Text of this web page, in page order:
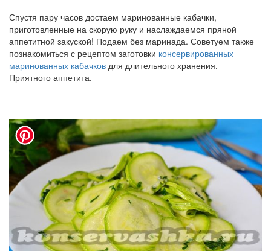
Спустя пару часов достаем маринованные кабачки,
приготовленные на скорую руку и наслаждаемся пряной
аппетитной закуской! Подаем без маринада. Советуем также
познакомиться с рецептом заготовки консервированных
маринованных кабачков для длительного хранения.
Приятного аппетита.